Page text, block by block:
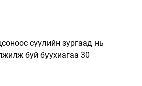
сүүлийн зургаад нь
буй буухиагаа 30